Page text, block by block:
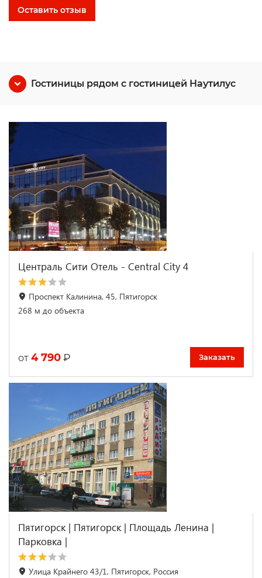
Оставить отзыв
Гостиницы рядом с гостиницей Наутилус
Централь Сити Отель - Central City 4
Проспект Калинина, 45, Пятигорск
268 м до объекта
от 4 790 ₽ Заказать
Пятигорск | Пятигорск | Площадь Ленина |
Парковка |
Улица Крайнего 43/1, Пятигорск, Россия